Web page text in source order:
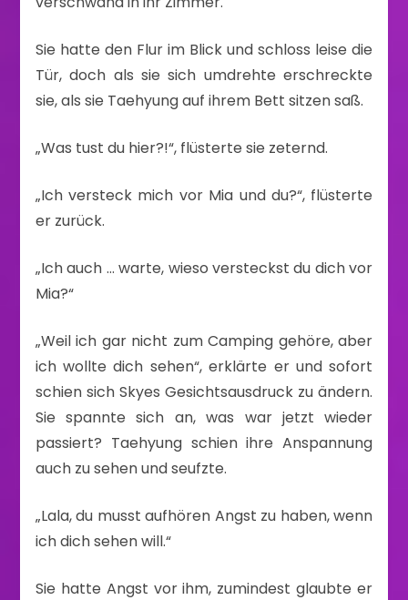
Sie hatte den Flur im Blick und schloss leise die
Tür, doch als sie sich umdrehte erschreckte
sie, als sie Taehyung auf ihrem Bett sitzen saß.
„Was tust du hier?!“, flüsterte sie zeternd.
„Ich versteck mich vor Mia und du?“, flüsterte
er zurück.
„Ich auch … warte, wieso versteckst du dich vor
Mia?“
„Weil ich gar nicht zum Camping gehöre, aber
ich wollte dich sehen“, erklärte er und sofort
schien sich Skyes Gesichtsausdruck zu ändern.
Sie spannte sich an, was war jetzt wieder
passiert? Taehyung schien ihre Anspannung
auch zu sehen und seufzte.
„Lala, du musst aufhören Angst zu haben, wenn
ich dich sehen will.“
Sie hatte Angst vor ihm, zumindest glaubte er